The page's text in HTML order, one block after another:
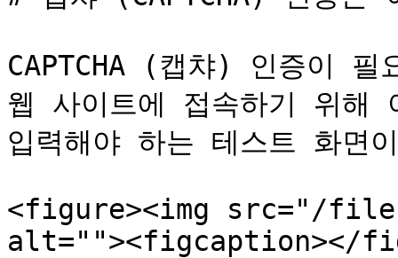
CAPTCHA (캡챠) 인증이
웹 사이트에 접속하기 위해
입력해야 하는 테스트 화면
<figure><img src="/files/
alt=""><figcaption></